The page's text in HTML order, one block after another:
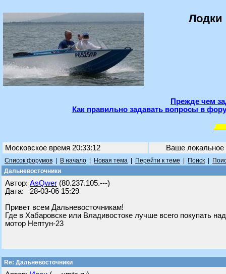
Лодки
Прежде чем
Как правильно задавать вопросы в
Московское время 20:33:12 Ваше
Список форумов В начало Новая тема Перейти к теме Поиск
Дальневосточники
Автор: AsQwer (80.237.105.---)
Дата: 28-03-06 15:29
Привет всем Дальневосточникам!
Где в Хабаровске или Владивостоке лучше всего покупать
мотор Нептун-23
Re: Дальневосточники